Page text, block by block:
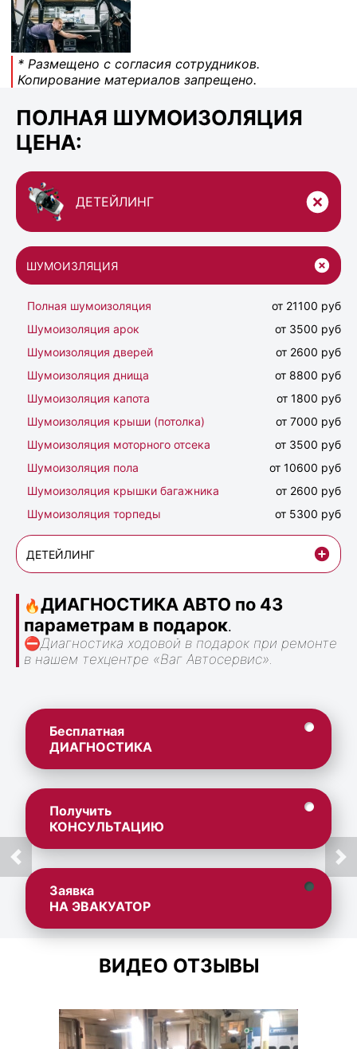
* Размещено с согласия сотрудников.
Копирование материалов запрещено.
ПОЛНАЯ ШУМОИЗОЛЯЦИЯ
ЦЕНА:
ДЕТЕЙЛИНГ
ШУМОИЗЛЯЦИЯ
Полная шумоизоляция
от 21100 руб
Шумоизоляция арок
от 3500 руб
Шумоизоляция дверей
от 2600 руб
Шумоизоляция днища
от 8800 руб
Шумоизоляция капота
от 1800 руб
Шумоизоляция крыши (потолка)
от 7000 руб
Шумоизоляция моторного отсека
от 3500 руб
Шумоизоляция пола
от 10600 руб
Шумоизоляция крышки багажника
от 2600 руб
Шумоизоляция торпеды
от 5300 руб
ДЕТЕЙЛИНГ
🔥ДИАГНОСТИКА АВТО по 43
параметрам в подарок.
⛔Диагностика ходовой в подарок при ремонте
в нашем техцентре «Ваг Автосервис».
Бесплатная
ДИАГНОСТИКА
Получить
КОНСУЛЬТАЦИЮ
Заявка
НА ЭВАКУАТОР
ВИДЕО ОТЗЫВЫ